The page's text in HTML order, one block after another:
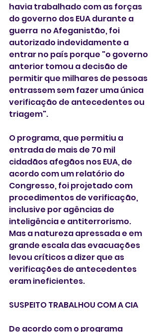
havia trabalhado com as forças
do governo dos EUA durante a
guerra  no Afeganistão, foi
autorizado indevidamente a
entrar no país porque "o governo
anterior tomou a decisão de
permitir que milhares de pessoas
entrassem sem fazer uma única
verificação de antecedentes ou
triagem".
O programa, que permitiu a
entrada de mais de 70 mil
cidadãos afegãos nos EUA, de
acordo com um relatório do
Congresso, foi projetado com
procedimentos de verificação,
inclusive por agências de
inteligência e antiterrorismo.
Mas a natureza apressada e em
grande escala das evacuações
levou críticos a dizer que as
verificações de antecedentes
eram ineficientes.
SUSPEITO TRABALHOU COM A CIA
De acordo com o programa